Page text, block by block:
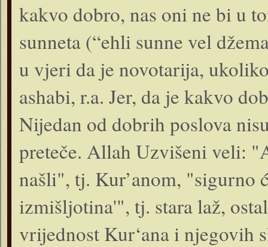
kakvo dobro, nas oni ne bi u
sunneta (“ehli sunne vel
u vjeri da je novotarija,
ashabi, r.a. Jer, da je kakvo
Nijedan od dobrih poslova
preteče. Allah Uzvišeni veli:
našli", tj. Kur’anom, "sigurno
izmišljotina'", tj. stara laž,
vrijednost Kur‘ana i njegovih